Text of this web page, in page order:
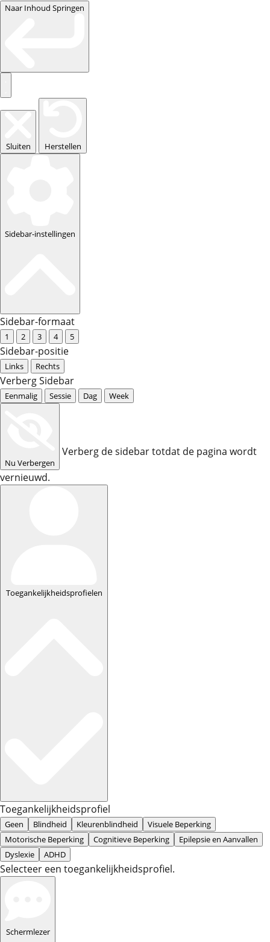
Naar Inhoud Springen
Sluiten Herstellen
Sidebar-instellingen
Sidebar-formaat
1 2 3 4 5
Sidebar-positie
Links Rechts
Verberg Sidebar
Eenmalig Sessie Dag Week
Nu Verbergen
Verberg de sidebar totdat de pagina wordt
vernieuwd.
Toegankelijkheidsprofielen
Toegankelijkheidsprofiel
Geen Blindheid Kleurenblindheid
Visuele Beperking
Motorische Beperking
Cognitieve Beperking
Epilepsie en Aanvallen
Dyslexie
ADHD
Selecteer een toegankelijkheidsprofiel.
Schermlezer